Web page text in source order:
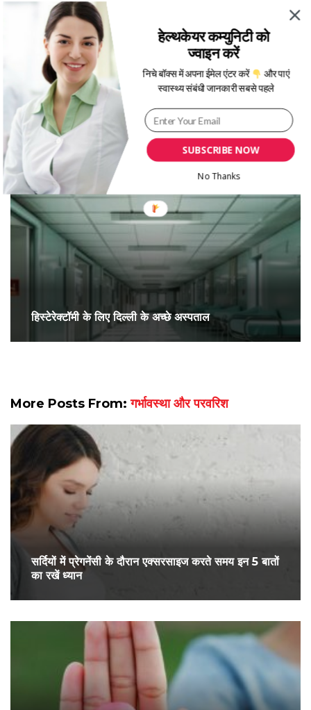
Written By Tanya Kohli
You May Also Like
हिस्टेरेक्टॉमी के लिए दिल्ली के अच्छे अस्पताल
More Posts From:गर्भावस्था और परवरिश
सर्द‍ियों में प्रेगनेंसी के दौरान एक्सरसाइज करते समय इन 5 बातों
का रखें ध्यान
SUBSCRIBE NOW
हेल्थकेयर कम्युनिटी को
ज्वाइन करें
निचे बॉक्स में अपना ईमेल एंटर करें
और पाएं
स्वास्थ्य संबंधी जानकारी सबसे पहले
No Thanks